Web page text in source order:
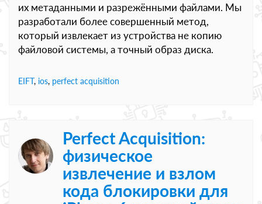
их метаданными и разрежёнными файлами. Мы
разработали более совершенный метод,
который извлекает из устройства не копию
файловой системы, а точный образ диска.
EIFT, ios, perfect acquisition
Perfect Acquisition:
физическое
извлечение и взлом
кода блокировки для